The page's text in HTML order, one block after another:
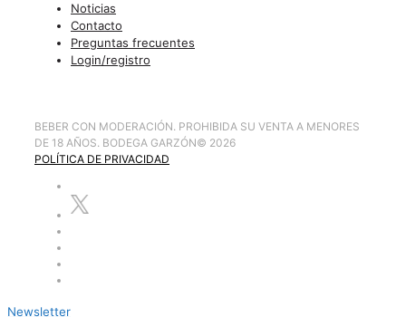
Noticias
Contacto
Preguntas frecuentes
Login/registro
BEBER CON MODERACIÓN. PROHIBIDA SU VENTA A MENORES
DE 18 AÑOS. BODEGA GARZÓN© 2026
POLÍTICA DE PRIVACIDAD
Newsletter